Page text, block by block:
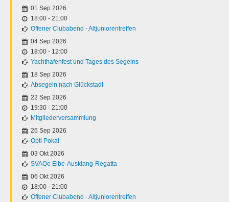
01 Sep 2026
18:00 - 21:00
Offener Clubabend - Altjuniorentreffen
04 Sep 2026
18:00 - 12:00
Yachthafenfest und Tages des Segelns
18 Sep 2026
Absegeln nach Glückstadt
22 Sep 2026
19:30 - 21:00
Mitgliederversammlung
26 Sep 2026
Opti Pokal
03 Okt 2026
SVAOe Elbe-Ausklang-Regatta
06 Okt 2026
18:00 - 21:00
Offener Clubabend - Altjuniorentreffen